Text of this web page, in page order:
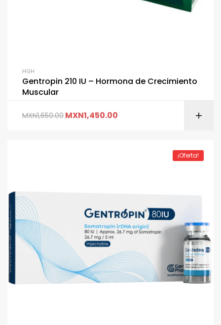
HGH
Gentropin 210 IU – Hormona de Crecimiento
Muscular
MXN1,650.00 MXN1,450.00
¡Oferta!